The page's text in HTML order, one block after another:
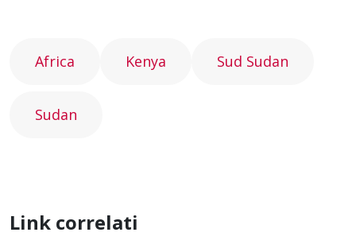
Africa Kenya Sud Sudan
Sudan
Link correlati